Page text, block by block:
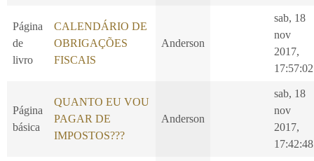
Página
de
livro
CALENDÁRIO DE
OBRIGAÇÕES
FISCAIS
Anderson
sab, 18
nov
2017,
17:57:02
Página
básica
QUANTO EU VOU
PAGAR DE
IMPOSTOS???
Anderson
sab, 18
nov
2017,
17:42:48